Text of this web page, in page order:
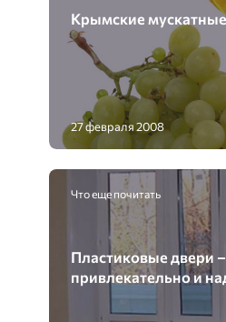
Крымские
27 февраля 2008
Что еще почитать
Пластиковые двери –
привлекательно и